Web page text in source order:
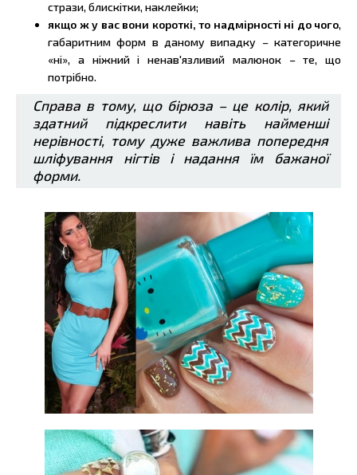
стрази, блискітки, наклейки;
якщо ж у вас вони короткі, то надмірності ні до чого,
габаритним форм в даному випадку – категоричне
«ні», а ніжний і ненав'язливий малюнок – те, що
потрібно.
Справа в тому, що бірюза – це колір, який
здатний підкреслити навіть найменші
нерівності, тому дуже важлива попередня
шліфування нігтів і надання їм бажаної
форми.